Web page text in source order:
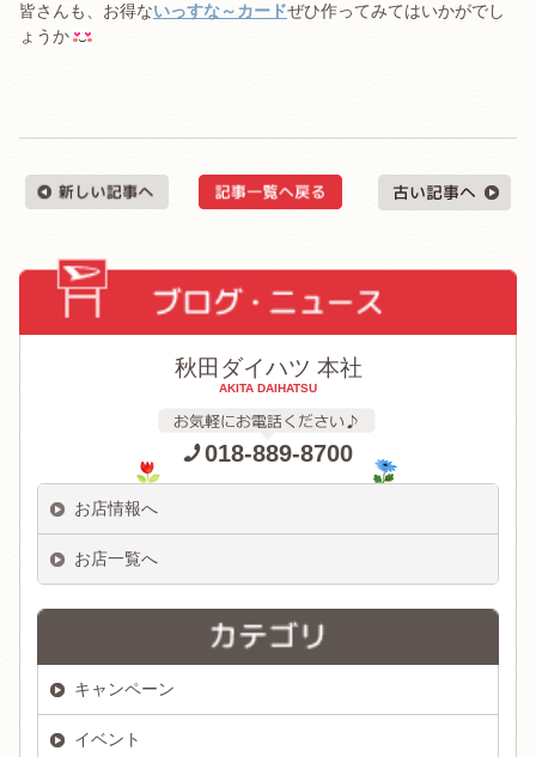
皆さんも、お得ないっすな～カードぜひ作ってみてはいかがでし
ょうか
秋田ダイハツ 本社
AKITA DAIHATSU
018-889-8700
お店情報へ
お店一覧へ
キャンペーン
イベント